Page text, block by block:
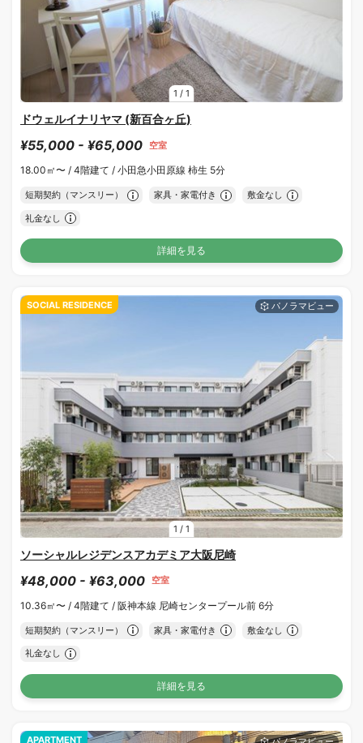
1 / 1
ドウェルイナリヤマ (新百合ヶ丘)
¥55,000 - ¥65,000 空室
18.00㎡〜 / 4階建て / 小田急小田原線 柿生 5分
短期契約（マンスリー） 家具・家電付き 敷金なし
礼金なし
詳細を見る
1 / 1
SOCIAL RESIDENCE
ソーシャルレジデンスアカデミア大阪尼崎
¥48,000 - ¥63,000 空室
10.36㎡〜 / 4階建て / 阪神本線 尼崎センタープール前 6分
短期契約（マンスリー） 家具・家電付き 敷金なし
礼金なし
詳細を見る
APARTMENT